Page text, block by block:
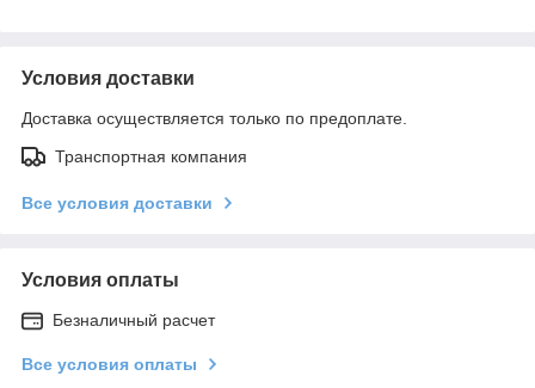
Условия доставки
Доставка осуществляется только по предоплате.
Транспортная компания
Все условия доставки
Условия оплаты
Безналичный расчет
Все условия оплаты